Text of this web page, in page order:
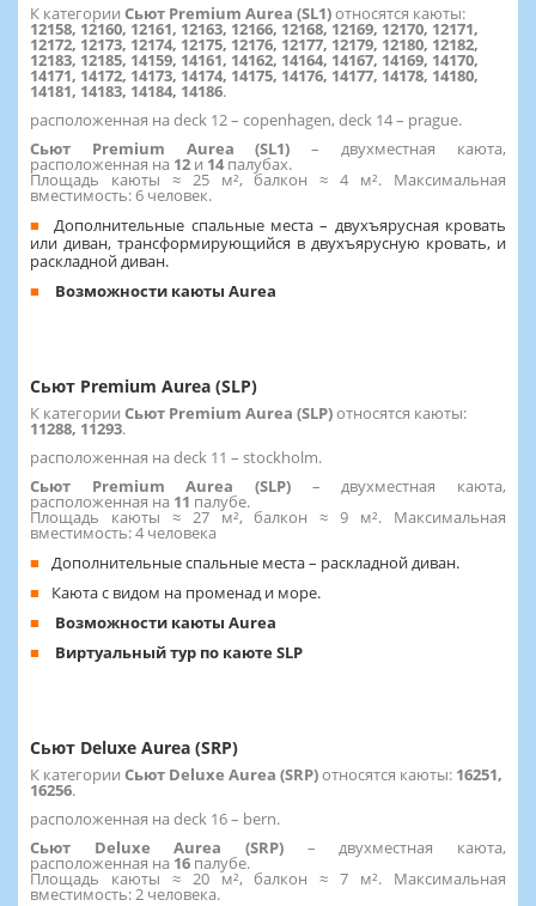
К категории Сьют Premium Aurea (SL1)относятся каюты:
12158, 12160, 12161, 12163, 12166, 12168, 12169, 12170, 12171,
12172, 12173, 12174, 12175, 12176, 12177, 12179, 12180, 12182,
12183, 12185, 14159, 14161, 14162, 14164, 14167, 14169, 14170,
14171, 14172, 14173, 14174, 14175, 14176, 14177, 14178, 14180,
14181, 14183, 14184, 14186.
расположенная на deck 12 – copenhagen, deck 14 – prague.
Сьют Premium Aurea (SL1) – двухместная каюта,
расположенная на 12 и 14палубах.
Площадь каюты ≈ 25 м², балкон ≈ 4 м². Максимальная
вместимость: 6 человек.
Дополнительные спальные места – двухъярусная кровать
или диван, трансформирующийся в двухъярусную кровать, и
раскладной диван.
Возможности каюты Aurea
Сьют Premium Aurea (SLP)
К категории Сьют Premium Aurea (SLP)относятся каюты:
11288, 11293.
расположенная на deck 11 – stockholm.
Сьют Premium Aurea (SLP) – двухместная каюта,
расположенная на 11 палубе.
Площадь каюты ≈ 27 м², балкон ≈ 9 м². Максимальная
вместимость: 4 человека
Дополнительные спальные места – раскладной диван.
Каюта с видом на променад и море.
Возможности каюты Aurea
Виртуальный тур по каюте SLP
Сьют Deluxe Aurea (SRP)
К категории Сьют Deluxe Aurea (SRP)относятся каюты: 16251,
16256.
расположенная на deck 16 – bern.
Сьют Deluxe Aurea (SRP) – двухместная каюта,
расположенная на 16 палубе.
Площадь каюты ≈ 20 м², балкон ≈ 7 м². Максимальная
вместимость: 2 человека.